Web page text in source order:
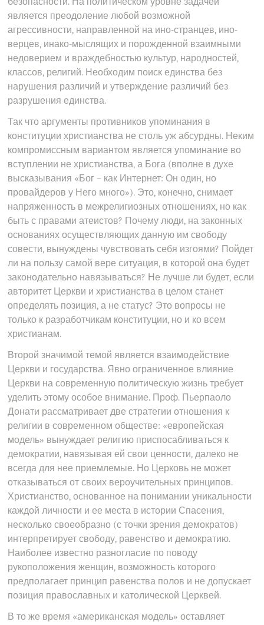
является преодоление любой возможной
агрессивности, направленной на ино-странцев, ино-
верцев, инако-мыслящих и порожденной взаимными
недоверием и враждебностью культур, народностей,
классов, религий. Необходим поиск единства без
нарушения различий и утверждение различий без
разрушения единства.
Так что аргументы противников упоминания в
конституции христианства не столь уж абсурдны. Неким
компромиссным вариантом является упоминание во
вступлении не христианства, а Бога (вполне в духе
высказывания «Бог – как Интернет: Он один, но
провайдеров у Него много»). Это, конечно, снимает
напряженность в межрелигиозных отношениях, но как
быть с правами атеистов? Почему люди, на законных
основаниях осуществляющих данную им свободу
совести, вынуждены чувствовать себя изгоями? Пойдет
ли на пользу самой вере ситуация, в которой она будет
законодательно навязываться? Не лучше ли будет, если
авторитет Церкви и христианства в целом станет
определять позиция, а не статус? Это вопросы не
только к разработчикам конституции, но и ко всем
христианам.
Второй значимой темой является взаимодействие
Церкви и государства. Явно ограниченное влияние
Церкви на современную политическую жизнь требует
уделить этому особое внимание. Проф. Пьерпаоло
Донати рассматривает две стратегии отношения к
религии в современном обществе: «европейская
модель» вынуждает религию приспосабливаться к
демократии, навязывая ей свои ценности, далеко не
всегда для нее приемлемые. Но Церковь не может
отказываться от своих вероучительных принципов.
Христианство, основанное на понимании уникальности
каждой личности и ее места в истории Спасения,
несколько своеобразно (с точки зрения демократов)
интерпретирует свободу, равенство и демократию.
Наиболее известно разногласие по поводу
рукоположения женщин, возможность которого
предполагает принцип равенства полов и не допускает
позиция православных и католической Церквей.
В то же время «американская модель» оставляет